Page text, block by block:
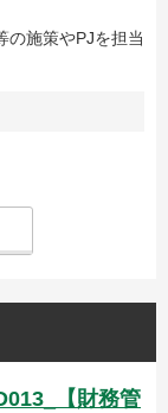
の施策やPJを担当
【財務管